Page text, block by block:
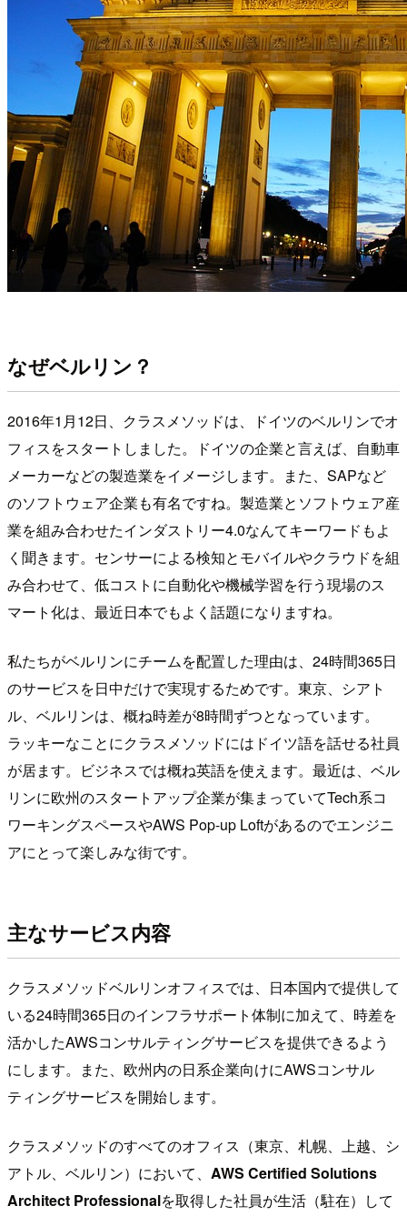
なぜベルリン？
2016年1月12日、クラスメソッドは、ドイツのベルリンでオ
フィスをスタートしました。ドイツの企業と言えば、自動車
メーカーなどの製造業をイメージします。また、SAPなど
のソフトウェア企業も有名ですね。製造業とソフトウェア産
業を組み合わせたインダストリー4.0なんてキーワードもよ
く聞きます。センサーによる検知とモバイルやクラウドを組
み合わせて、低コストに自動化や機械学習を行う現場のス
マート化は、最近日本でもよく話題になりますね。
私たちがベルリンにチームを配置した理由は、24時間365日
のサービスを日中だけで実現するためです。東京、シアト
ル、ベルリンは、概ね時差が8時間ずつとなっています。
ラッキーなことにクラスメソッドにはドイツ語を話せる社員
が居ます。ビジネスでは概ね英語を使えます。最近は、ベル
リンに欧州のスタートアップ企業が集まっていてTech系コ
ワーキングスペースやAWS Pop-up Loftがあるのでエンジニ
アにとって楽しみな街です。
主なサービス内容
クラスメソッドベルリンオフィスでは、日本国内で提供して
いる24時間365日のインフラサポート体制に加えて、時差を
活かしたAWSコンサルティングサービスを提供できるよう
にします。また、欧州内の日系企業向けにAWSコンサル
ティングサービスを開始します。
クラスメソッドのすべてのオフィス（東京、札幌、上越、シ
アトル、ベルリン）において、 AWS Certified Solutions
Architect Professionalを取得した社員が生活（駐在）して